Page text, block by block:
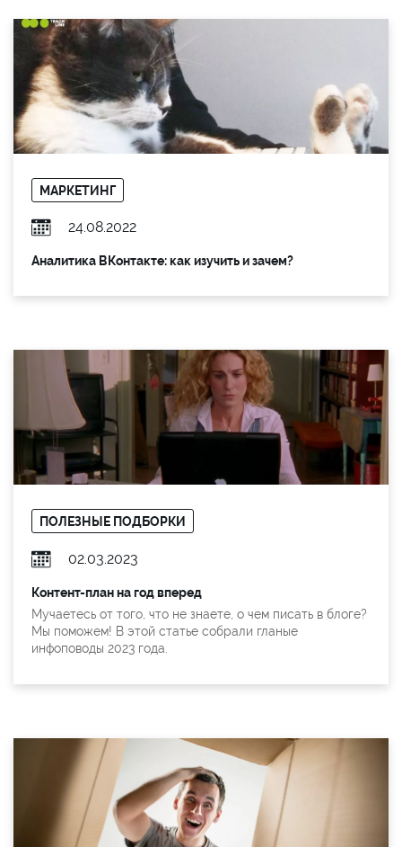
МАРКЕТИНГ
24.08.2022
Аналитика ВКонтакте: как изучить и зачем?
ПОЛЕЗНЫЕ ПОДБОРКИ
02.03.2023
Контент-план на год вперед
Мучаетесь от того, что не знаете, о чем писать в блоге?
Мы поможем! В этой статье собрали гланые
инфоповоды 2023 года.